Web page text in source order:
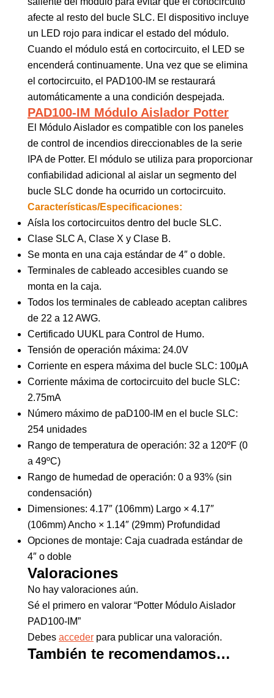
afecte al resto del bucle SLC. El dispositivo incluye
un LED rojo para indicar el estado del módulo.
Cuando el módulo está en cortocircuito, el LED se
encenderá continuamente. Una vez que se elimina
el cortocircuito, el PAD100-IM se restaurará
automáticamente a una condición despejada.
PAD100-IM Módulo Aislador Potter
El Módulo Aislador es compatible con los paneles
de control de incendios direccionables de la serie
IPA de Potter. El módulo se utiliza para proporcionar
confiabilidad adicional al aislar un segmento del
bucle SLC donde ha ocurrido un cortocircuito.
Características/Especificaciones:
Aísla los cortocircuitos dentro del bucle SLC.
Clase SLC A, Clase X y Clase B.
Se monta en una caja estándar de 4″ o doble.
Terminales de cableado accesibles cuando se
monta en la caja.
Todos los terminales de cableado aceptan calibres
de 22 a 12 AWG.
Certificado UUKL para Control de Humo.
Tensión de operación máxima: 24.0V
Corriente en espera máxima del bucle SLC: 100μA
Corriente máxima de cortocircuito del bucle SLC:
2.75mA
Número máximo de paD100-IM en el bucle SLC:
254 unidades
Rango de temperatura de operación: 32 a 120ºF (0
a 49ºC)
Rango de humedad de operación: 0 a 93% (sin
condensación)
Dimensiones: 4.17″ (106mm) Largo × 4.17″
(106mm) Ancho × 1.14″ (29mm) Profundidad
Opciones de montaje: Caja cuadrada estándar de
4″ o doble
Valoraciones
No hay valoraciones aún.
Sé el primero en valorar “Potter Módulo Aislador
PAD100-IM”
Debes acceder para publicar una valoración.
También te recomendamos…